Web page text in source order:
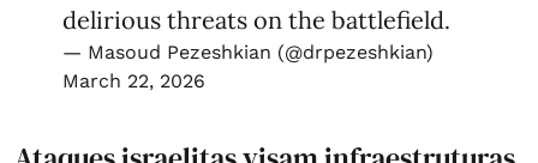
delirious threats on the battlefield.
— Masoud Pezeshkian (@drpezeshkian)
March 22, 2026